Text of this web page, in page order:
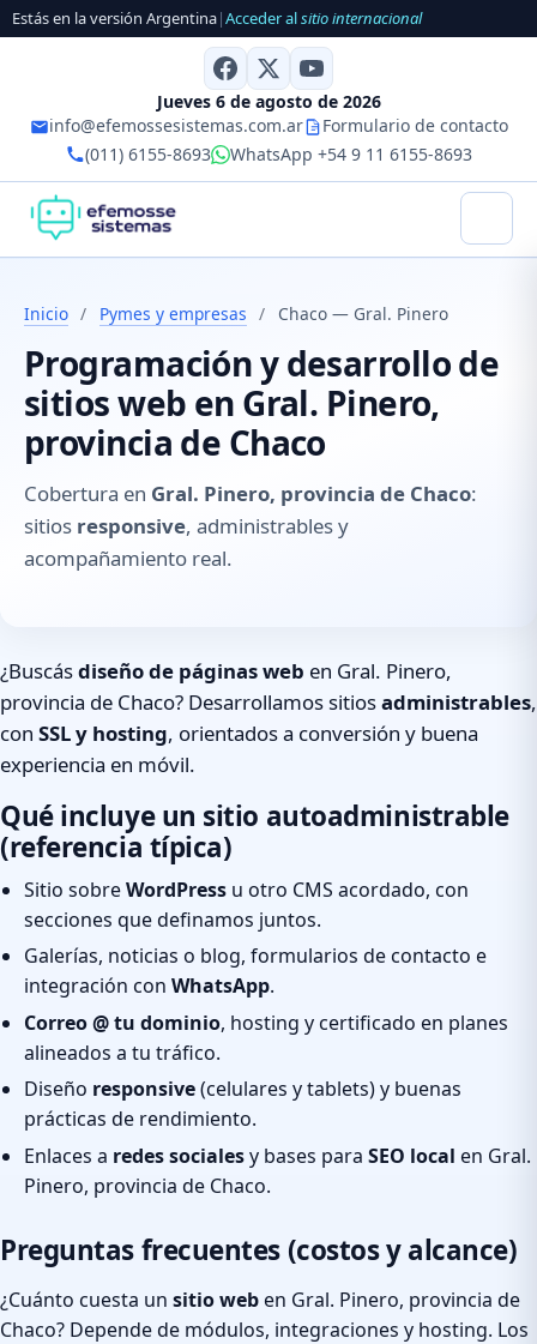
Estás en la versión Argentina|Acceder alsitio internacional
Jueves 6 de agosto de 2026
info@efemossesistemas.com.ar
Formulario de contacto
(011) 6155-8693
WhatsApp +54 9 11 6155-8693
Inicio / Pymes y empresas / Chaco — Gral. Pinero
Programación y desarrollo de
sitios web en Gral. Pinero,
provincia de Chaco
Cobertura en Gral. Pinero, provincia de Chaco:
sitios responsive, administrables y
acompañamiento real.
¿Buscásdiseño de páginas web en Gral. Pinero,
provincia de Chaco? Desarrollamos sitiosadministrables,
con SSL y hosting, orientados a conversión y buena
experiencia en móvil.
Qué incluye un sitio autoadministrable
(referencia típica)
Sitio sobreWordPress u otro CMS acordado, con
secciones que definamos juntos.
Galerías, noticias o blog, formularios de contacto e
integración con WhatsApp.
Correo @ tu dominio, hosting y certificado en planes
alineados a tu tráfico.
Diseño responsive(celulares y tablets) y buenas
prácticas de rendimiento.
Enlaces a redes socialesy bases para SEO local en Gral.
Pinero, provincia de Chaco.
Preguntas frecuentes (costos y alcance)
¿Cuánto cuesta un sitio weben Gral. Pinero, provincia de
Chaco? Depende de módulos, integraciones y hosting. Los